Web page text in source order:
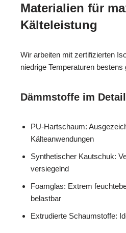
Materialien für
Kälteleistung
Wir arbeiten mit zertifizierten
niedrige Temperaturen bestens
Dämmstoffe im Detail
PU-Hartschaum:
Kälteanwendungen
Synthetischer Kautschuk:
versiegelnd
Foamglas: Extrem
belastbar
Extrudierte Schaumstoffe: